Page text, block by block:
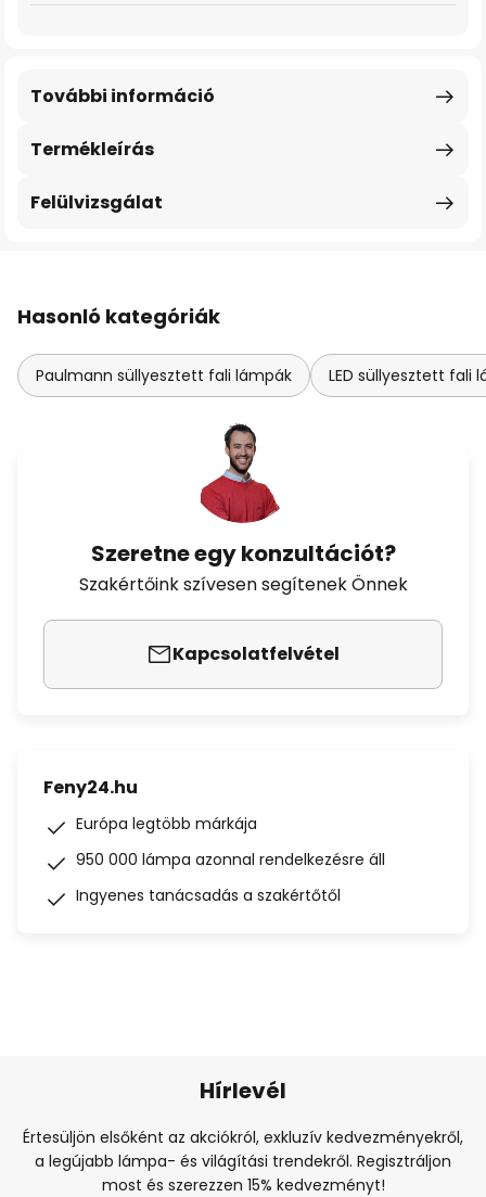
Termékleírás
További információ
Felülvizsgálat
Hasonló kategóriák
Paulmann süllyesztett fali lámpák LED süllyesztett fali
Szeretne egy konzultációt?
Szakértőink szívesen segítenek Önnek
Kapcsolatfelvétel
Feny24.hu
Európa legtöbb márkája
950 000 lámpa azonnal rendelkezésre áll
Ingyenes tanácsadás a szakértőtől
Hírlevél
Értesüljön elsőként az akciókról, exkluzív kedvezményekről,
a legújabb lámpa- és világítási trendekről. Regisztráljon
most és szerezzen 15% kedvezményt!